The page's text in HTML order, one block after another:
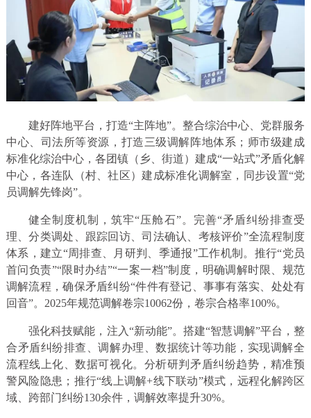
建好阵地平台，打造“主阵地”。整合综治中心、党群服务
中心、司法所等资源，打造三级调解阵地体系；师市级建成
标准化综治中心，各团镇（乡、街道）建成“一站式”矛盾化解
中心，各连队（村、社区）建成标准化调解室，同步设置“党
员调解先锋岗”。
健全制度机制，筑牢“压舱石”。完善“矛盾纠纷排查受
理、分类调处、跟踪回访、司法确认、考核评价”全流程制度
体系，建立“周排查、月研判、季通报”工作机制。推行“党员
首问负责”“限时办结”“一案一档”制度，明确调解时限、规范
调解流程，确保矛盾纠纷“件件有登记、事事有落实、处处有
回音”。2025年规范调解卷宗10062份，卷宗合格率100%。
强化科技赋能，注入“新动能”。搭建“智慧调解”平台，整
合矛盾纠纷排查、调解办理、数据统计等功能，实现调解全
流程线上化、数据可视化。分析研判矛盾纠纷趋势，精准预
警风险隐患；推行“线上调解+线下联动”模式，远程化解跨区
域、跨部门纠纷130余件，调解效率提升30%。